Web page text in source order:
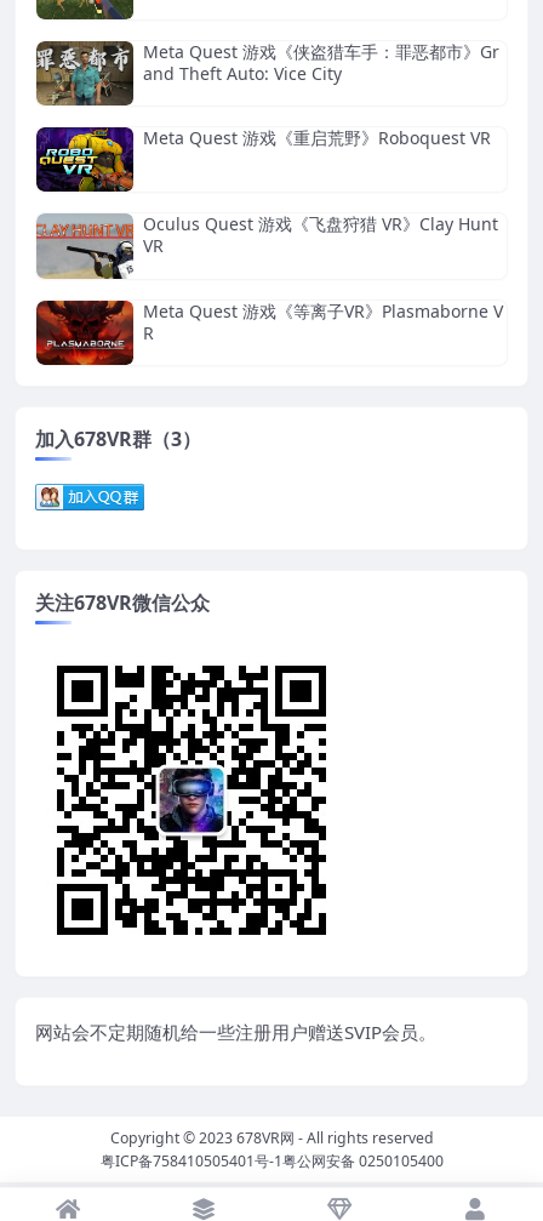
Meta Quest 游戏《侠盗猎车手：罪恶都市》Gr
and Theft Auto: Vice City
Meta Quest 游戏《重启荒野》Roboquest VR
Oculus Quest 游戏《飞盘狩猎 VR》Clay Hunt
VR
Meta Quest 游戏《等离子VR》Plasmaborne V
R
加入678VR群（3）
关注678VR微信公众
网站会不定期随机给一些注册用户赠送SVIP会员。
Copyright © 2023678VR网 - All rights reserved
粤ICP备758410505401号-1粤公网安备 0250105400